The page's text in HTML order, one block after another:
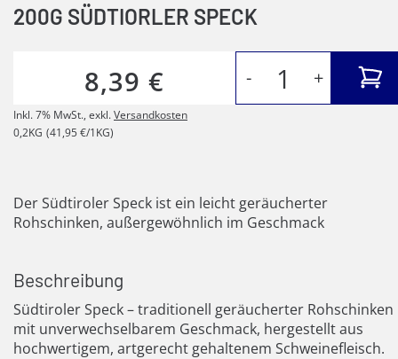
200G SÜDTIORLER SPECK
8,39 €
Inkl. 7% MwSt., exkl.Versandkosten
- +
0,2KG (41,95 €/1KG)
Der Südtiroler Speck ist ein leicht geräucherter
Rohschinken, außergewöhnlich im Geschmack
Beschreibung
Südtiroler Speck – traditionell geräucherter Rohschinken
mit unverwechselbarem Geschmack, hergestellt aus
hochwertigem, artgerecht gehaltenem Schweinefleisch.